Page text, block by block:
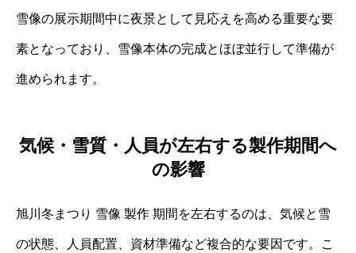
雪像の展示期間中に夜景として見応えを高める重要な要
素となっており、雪像本体の完成とほぼ並行して準備が
進められます。
気候・雪質・人員が左右する製作期間へ
の影響
旭川冬まつり 雪像 製作 期間を左右するのは、気候と雪
の状態、人員配置、資材準備など複合的な要因です。こ